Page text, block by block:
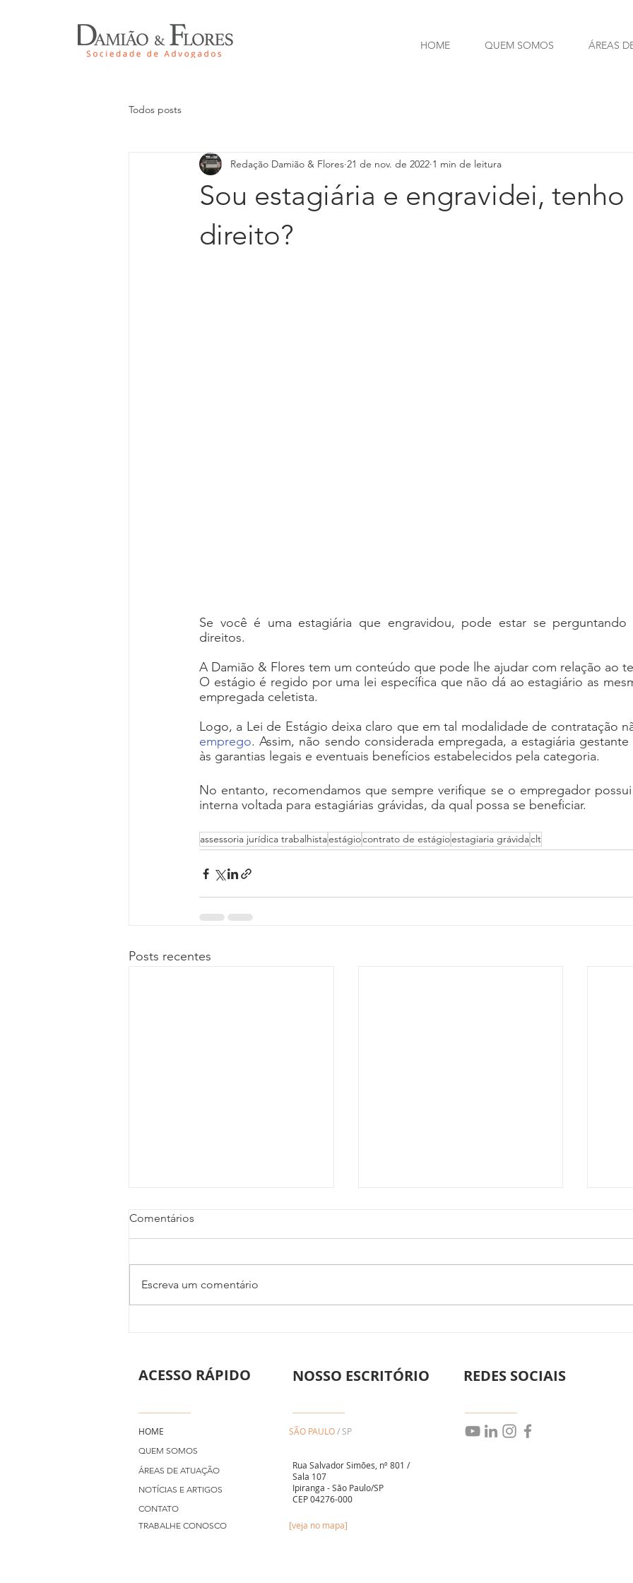
HOME QUEM SOMOS ÁREAS
Todos posts
Sou estagiária e engravidei, tenho
direito?
Redação Damião & Flores 21 de nov. de 2022 1 min de leitura
Se você é uma estagiária que engravidou, pode estar se perguntando
direitos.
A Damião & Flores tem um conteúdo que pode lhe ajudar com relação ao
O estágio é regido por uma lei específica que não dá ao estagiário as
empregada celetista.
Logo, a Lei de Estágio deixa claro que em tal modalidade de contratação
emprego. Assim, não sendo considerada empregada, a estagiária
às garantias legais e eventuais benefícios estabelecidos pela categoria.
No entanto, recomendamos que sempre verifique se o empregador
interna voltada para estagiárias grávidas, da qual possa se beneficiar.
assessoria jurídica trabalhistaestágiocontrato de estágioestagiaria grávidaclt
Posts recentes
Residenciais
Comentários
Escreva um comentário
ACESSO RÁPIDO NOSSO ESCRITÓRIO REDES SOCIAIS
HOME SÃO PAULO/ SP
QUEM SOMOS
ÁREAS DE ATUAÇÃO
NOTÍCIAS E ARTIGOS
CONTATO
Rua Salvador Simões, nº 801 /
Sala 107
Ipiranga - São Paulo/SP
CEP 04276-000
TRABALHE CONOSCO [veja no mapa]